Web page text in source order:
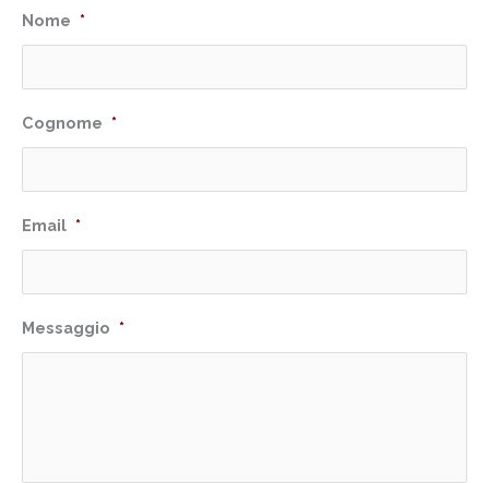
Nome *
Cognome *
Email *
Messaggio *